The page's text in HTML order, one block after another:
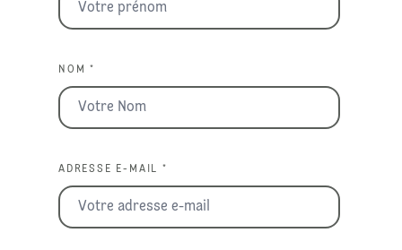
NOM *
ADRESSE E-MAIL *